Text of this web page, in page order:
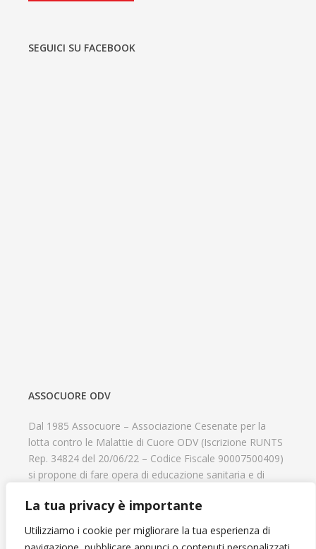
La tua privacy è importante
Utilizziamo i cookie per migliorare la tua esperienza di
SEGUICI SU FACEBOOK
ASSOCUORE ODV
Dal 1985 Assocuore – Associazione Cesenate per la
lotta contro le Malattie di Cuore ODV (Iscrizione RUNTS
Rep. 34824 del 20/06/22 – Codice Fiscale 90007500409)
si propone di fare opera di educazione sanitaria e di
psicofisico di tutti coloro che hanno un problema